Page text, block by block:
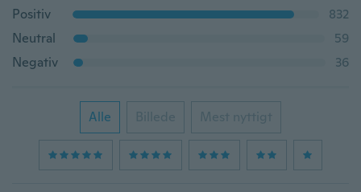
Positiv
832
Neutral
59
Negativ
36
Alle Billede Mest nyttigt